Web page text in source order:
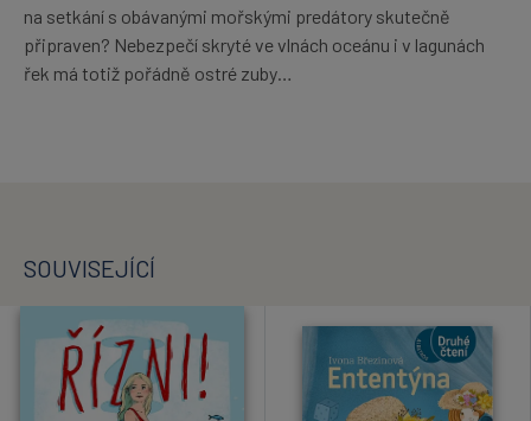
na setkání s obávanými mořskými predátory skutečně
připraven? Nebezpečí skryté ve vlnách oceánu i v lagunách
řek má totiž pořádně ostré zuby…
SOUVISEJÍCÍ